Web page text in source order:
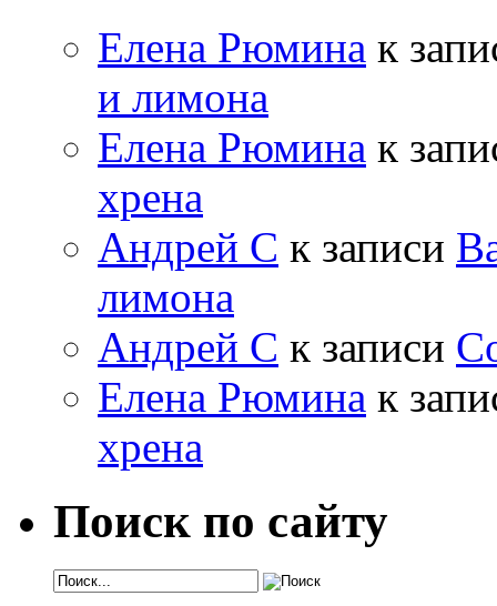
Елена Рюмина к
и лимона
Елена Рюмина к
хрена
Андрей С к записи
лимона
Андрей С к записи
Елена Рюмина к
хрена
Поиск по сайту